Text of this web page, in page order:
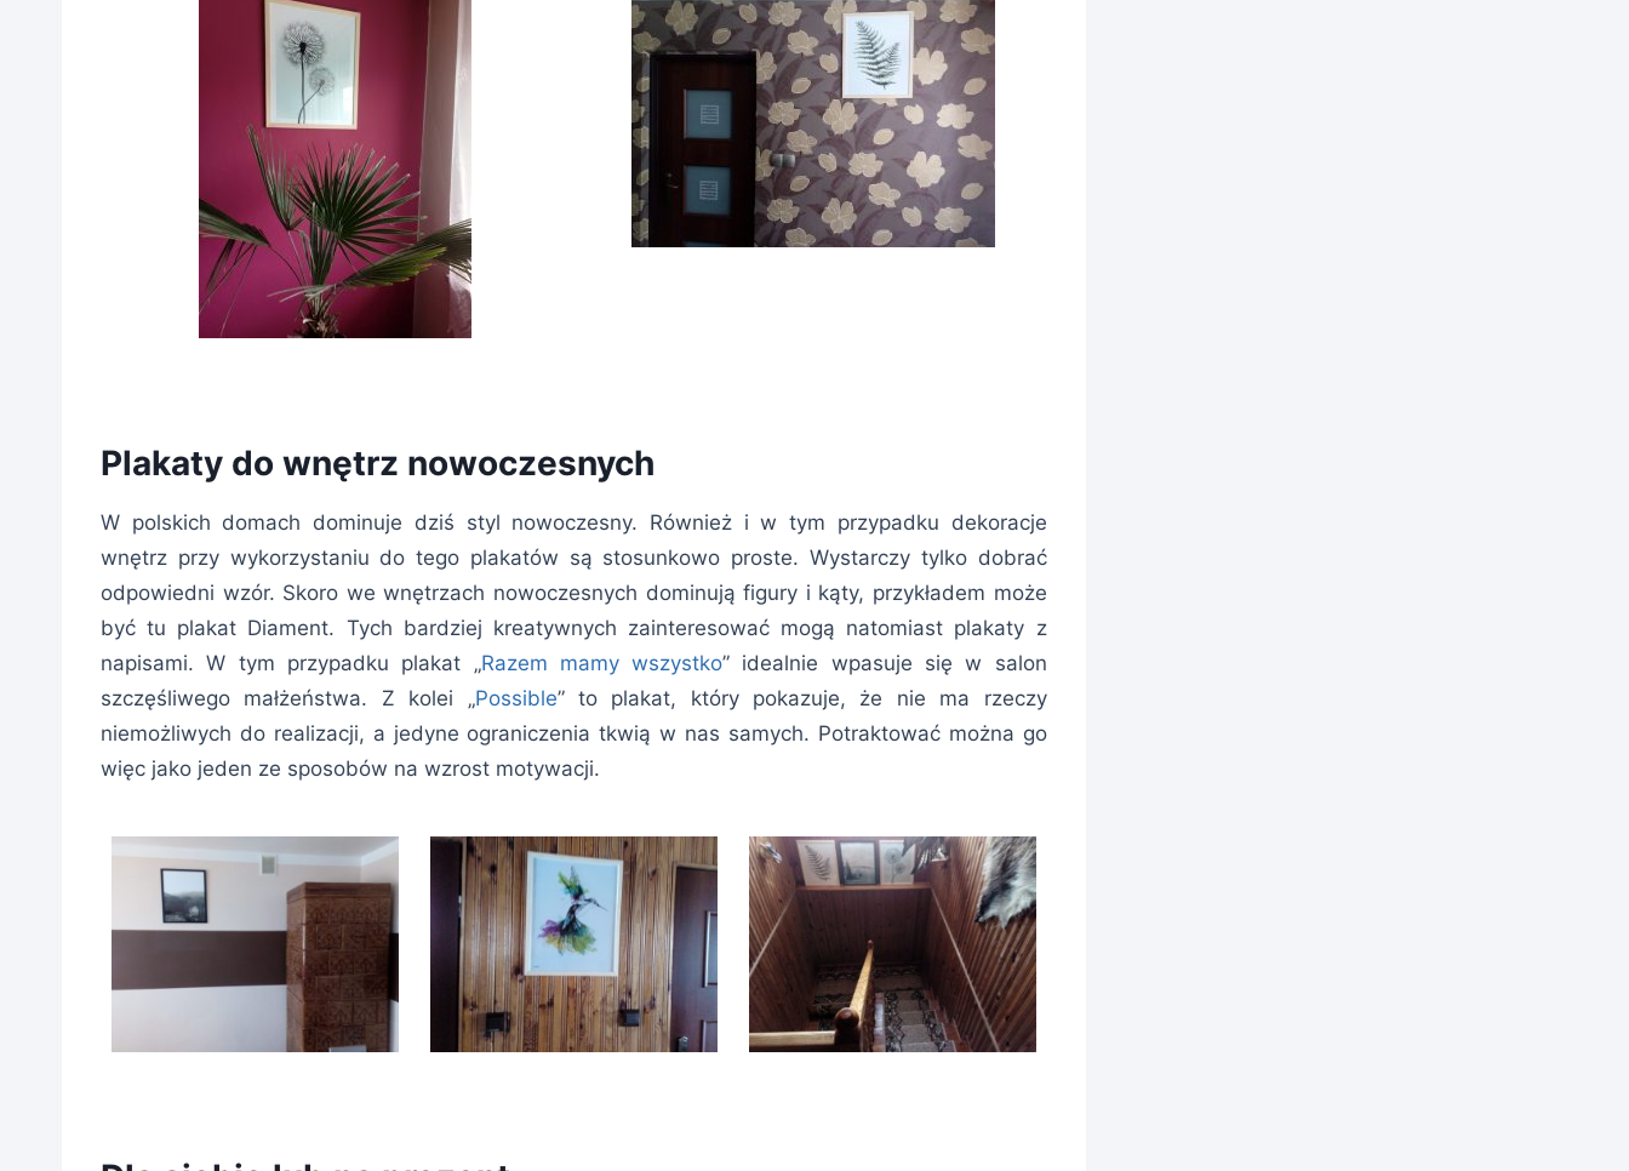
Plakaty do wnętrz nowoczesnych
W polskich domach dominuje dziś styl nowoczesny. Również i w tym przypadku dekoracje
wnętrz przy wykorzystaniu do tego plakatów są stosunkowo proste. Wystarczy tylko dobrać
odpowiedni wzór. Skoro we wnętrzach nowoczesnych dominują figury i kąty, przykładem może
być tu plakat Diament. Tych bardziej kreatywnych zainteresować mogą natomiast plakaty z
napisami. W tym przypadku plakat „Razem mamy wszystko” idealnie wpasuje się w salon
szczęśliwego małżeństwa. Z kolei „Possible” to plakat, który pokazuje, że nie ma rzeczy
niemożliwych do realizacji, a jedyne ograniczenia tkwią w nas samych. Potraktować można go
więc jako jeden ze sposobów na wzrost motywacji.